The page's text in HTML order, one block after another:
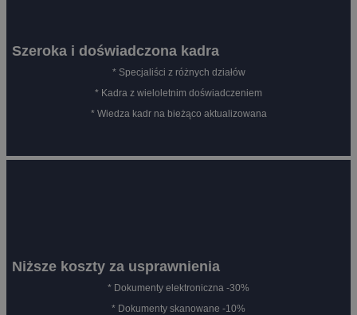
Szeroka i doświadczona kadra
* Specjaliści z różnych działów
* Kadra z wieloletnim doświadczeniem
* Wiedza kadr na bieżąco aktualizowana
Niższe koszty za usprawnienia
* Dokumenty elektroniczna -30%
* Dokumenty skanowane -10%